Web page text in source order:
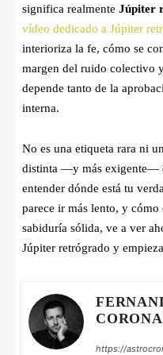
significa realmente Júpiter
vídeo dedicado a Júpiter
interioriza la fe, cómo se
margen del ruido colectivo
depende tanto de la
interna.
No es una etiqueta rara ni
distinta —y más exigente—
entender dónde está tu
parece ir más lento, y cómo
sabiduría sólida, ve a ver
Júpiter retrógrado y
https://